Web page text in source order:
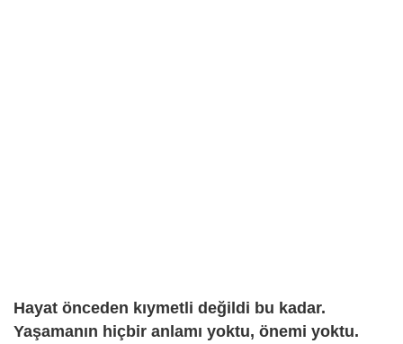
Hayat önceden kıymetli değildi bu kadar.
Yaşamanın hiçbir anlamı yoktu, önemi yoktu.